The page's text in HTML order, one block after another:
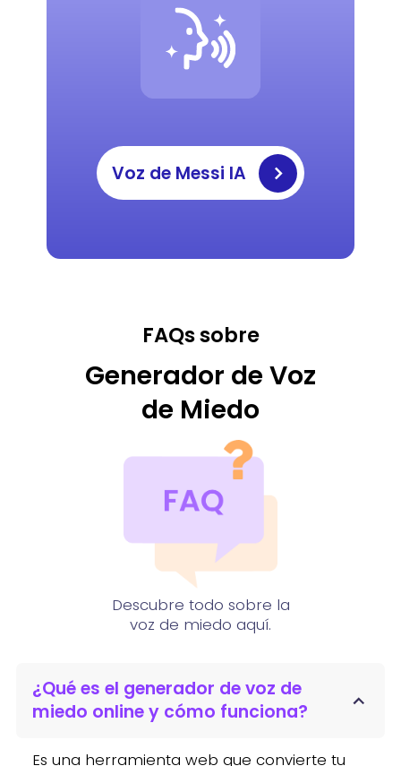
Voz de Messi IA
FAQs sobre
Generador de Voz
de Miedo
Descubre todo sobre la
voz de miedo aquí.
¿Qué es el generador de voz de
miedo online y cómo funciona?
Es una herramienta web que convierte tu